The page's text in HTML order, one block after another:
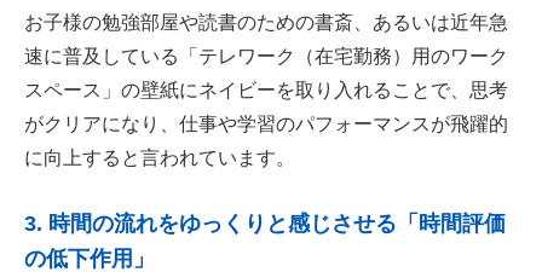
お子様の勉強部屋や読書のための書斎、あるいは近年急
速に普及している「テレワーク（在宅勤務）用のワーク
スペース」の壁紙にネイビーを取り入れることで、思考
がクリアになり、仕事や学習のパフォーマンスが飛躍的
に向上すると言われています。
3. 時間の流れをゆっくりと感じさせる「時間評価
の低下作用」